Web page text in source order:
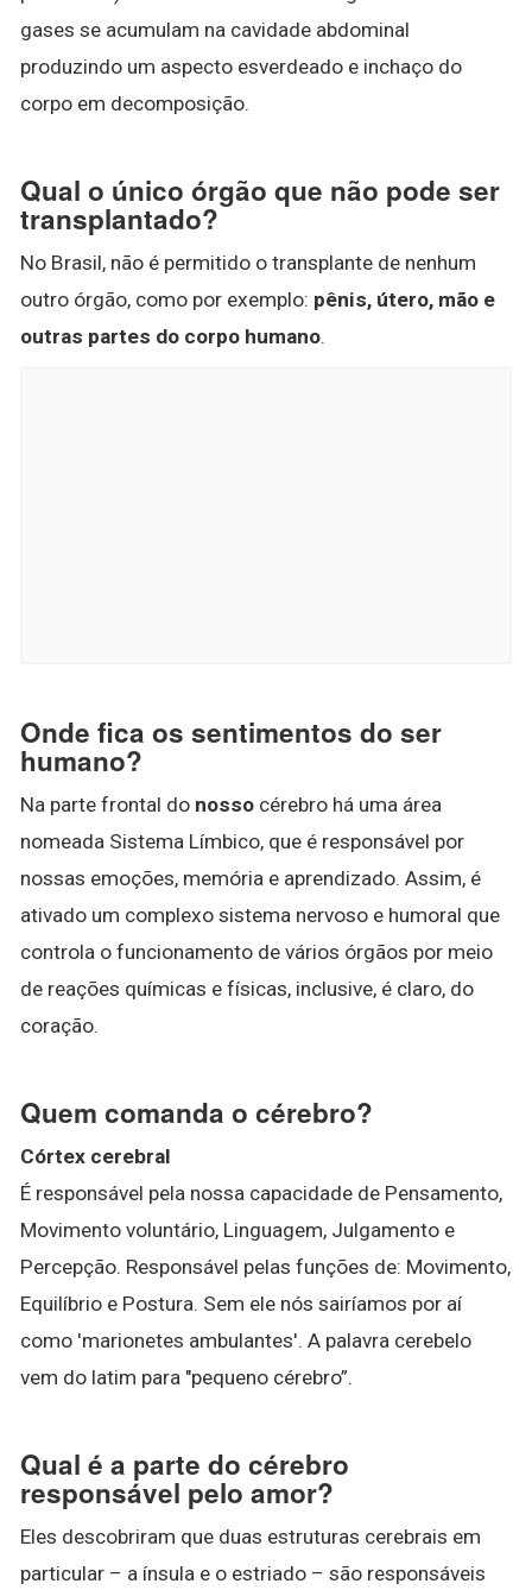
gases se acumulam na cavidade abdominal
produzindo um aspecto esverdeado e inchaço do
corpo em decomposição.
Qual o único órgão que não pode ser
transplantado?
No Brasil, não é permitido o transplante de nenhum
outro órgão, como por exemplo: pênis, útero, mão e
outras partes do corpo humano.
Onde fica os sentimentos do ser
humano?
Na parte frontal do nosso cérebro há uma área
nomeada Sistema Límbico, que é responsável por
nossas emoções, memória e aprendizado. Assim, é
ativado um complexo sistema nervoso e humoral que
controla o funcionamento de vários órgãos por meio
de reações químicas e físicas, inclusive, é claro, do
coração.
Quem comanda o cérebro?
Córtex cerebral
É responsável pela nossa capacidade de Pensamento,
Movimento voluntário, Linguagem, Julgamento e
Percepção. Responsável pelas funções de: Movimento,
Equilíbrio e Postura. Sem ele nós sairíamos por aí
como 'marionetes ambulantes'. A palavra cerebelo
vem do latim para "pequeno cérebro”.
Qual é a parte do cérebro
responsável pelo amor?
Eles descobriram que duas estruturas cerebrais em
particular – a ínsula e o estriado – são responsáveis